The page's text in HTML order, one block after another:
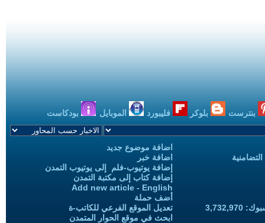
بنترست بلوكر فليبورد الموبايل بودكاست
اضافة موضوع جديد
اضافة خبر
إضافة يوتيوب-فلم إلى يوتيوب التمدن
إضافة كتاب إلى مكتبة التمدن
Add new article - English
أضف حملة
تعديل الموقع الفرعي للكاتب-ة
ابحث في موقع الحوار المتمدن